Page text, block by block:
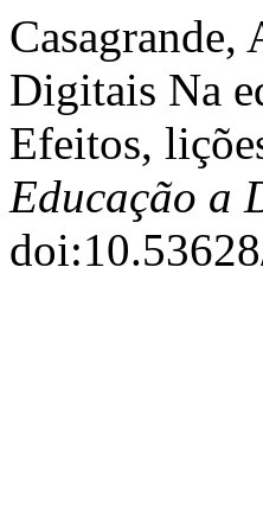
Digitais Na
Efeitos,
Educação a